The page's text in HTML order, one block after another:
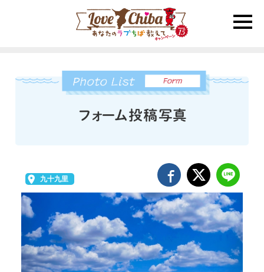
toggle
九十九里